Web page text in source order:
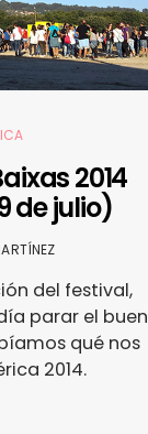
2014
de julio)
del festival,
parar el buen
qué nos
2014.